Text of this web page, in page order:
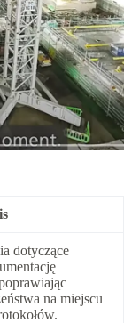
dotyczące
na miejscu